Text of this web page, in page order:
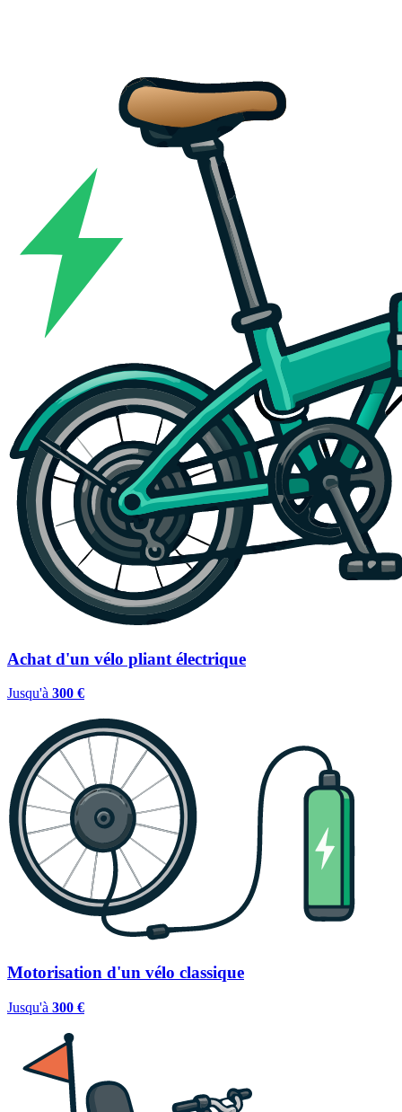
Achat d'un vélo pliant électrique
Jusqu'à 300 €
Motorisation d'un vélo classique
Jusqu'à 300 €